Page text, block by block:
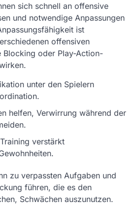
sich schnell an offensive
und notwendige Anpassungen
ist
offensiven
Blocking oder Play-Action-
unter den Spielern
helfen, Verwirrung während der
verstärkt
zu verpassten Aufgaben und
führen, die es den
Schwächen auszunutzen.